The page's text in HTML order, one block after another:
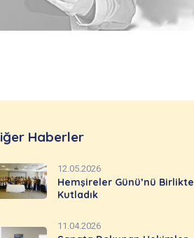
Haberler
12.05.2026
Hemşireler Günü’nü Birlikte
Kutladık
11.04.2026